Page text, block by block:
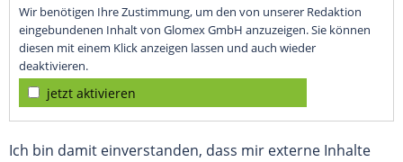
Wir benötigen Ihre Zustimmung, um den von unserer Redaktion
eingebundenen Inhalt von Glomex GmbH anzuzeigen. Sie können
diesen mit einem Klick anzeigen lassen und auch wieder
deaktivieren.
jetzt aktivieren
Ich bin damit einverstanden, dass mir externe Inhalte